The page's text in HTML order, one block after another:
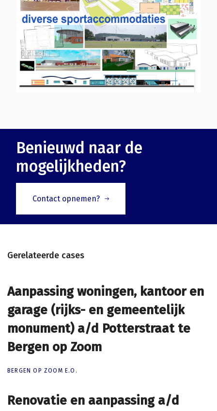
Benieuwd naar de
mogelijkheden?
Contact opnemen?
Gerelateerde cases
Aanpassing woningen, kantoor en
garage (rijks- en gemeentelijk
monument) a/d Potterstraat te
Bergen op Zoom
Aanpassing woningen, kantoor en
garage (rijks- en gemeentelijk
monument) a/d Potterstraat te
Bergen op Zoom
BERGEN OP ZOOM E.O.
Renovatie en aanpassing a/d
Renovatie en aanpassing a/d